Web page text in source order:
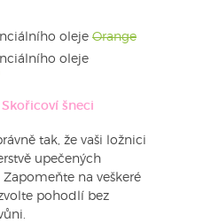
oleje Orange
oleje
šneci
tak, že vaši ložnici
upečených
na veškeré
pohodlí bez